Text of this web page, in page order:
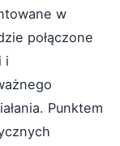
w
połączone
i
Punktem